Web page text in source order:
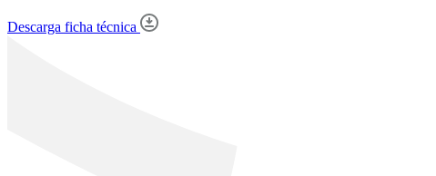
Descarga ficha técnica